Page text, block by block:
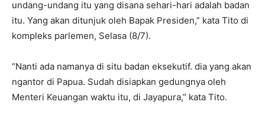
undang-undang itu yang disana sehari-hari adalah badan
itu. Yang akan ditunjuk oleh Bapak Presiden,” kata Tito di
kompleks parlemen, Selasa (8/7).
“Nanti ada namanya di situ badan eksekutif. dia yang akan
ngantor di Papua. Sudah disiapkan gedungnya oleh
Menteri Keuangan waktu itu, di Jayapura,” kata Tito.